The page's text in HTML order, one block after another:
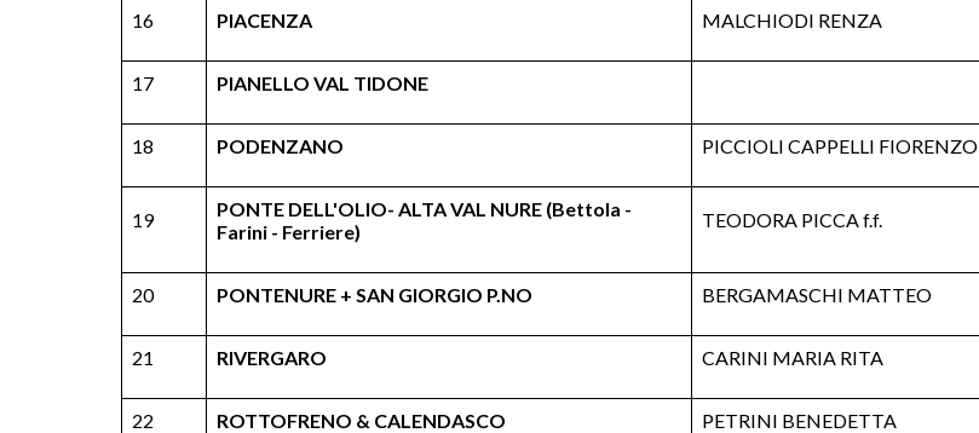
16 PIACENZA MALCHIODI RENZA
17 PIANELLO VAL TIDONE
18 PODENZANO PICCIOLI CAPPELLI FIORENZO
19
PONTE DELL'OLIO- ALTA VAL NURE (Bettola -
Farini - Ferriere)
TEODORA PICCA f.f.
20 PONTENURE + SAN GIORGIO P.NO BERGAMASCHI MATTEO
21 RIVERGARO CARINI MARIA RITA
22 ROTTOFRENO & CALENDASCO PETRINI BENEDETTA